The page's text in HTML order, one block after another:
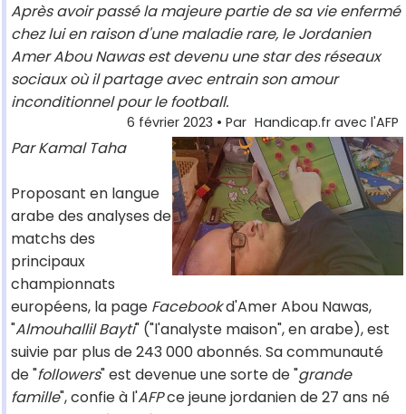
Après avoir passé la majeure partie de sa vie enfermé
chez lui en raison d'une maladie rare, le Jordanien
Amer Abou Nawas est devenu une star des réseaux
sociaux où il partage avec entrain son amour
inconditionnel pour le football.
6 février 2023 • Par Handicap.fr avec l'AFP
Par Kamal Taha
Proposant en langue
arabe des analyses de
matchs des
principaux
championnats
européens, la page Facebookd'Amer Abou Nawas,
"Almouhallil Bayti" ("l'analyste maison", en arabe), est
suivie par plus de 243 000 abonnés. Sa communauté
de "followers" est devenue une sorte de "grande
famille", confie à l'AFPce jeune jordanien de 27 ans né